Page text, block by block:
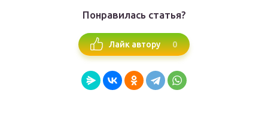
Понравилась статья?
Лайк автору 0